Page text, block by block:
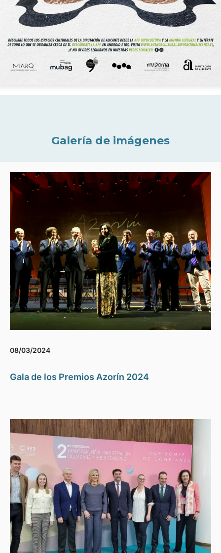
Galería de imágenes
08/03/2024
Gala de los Premios Azorín 2024